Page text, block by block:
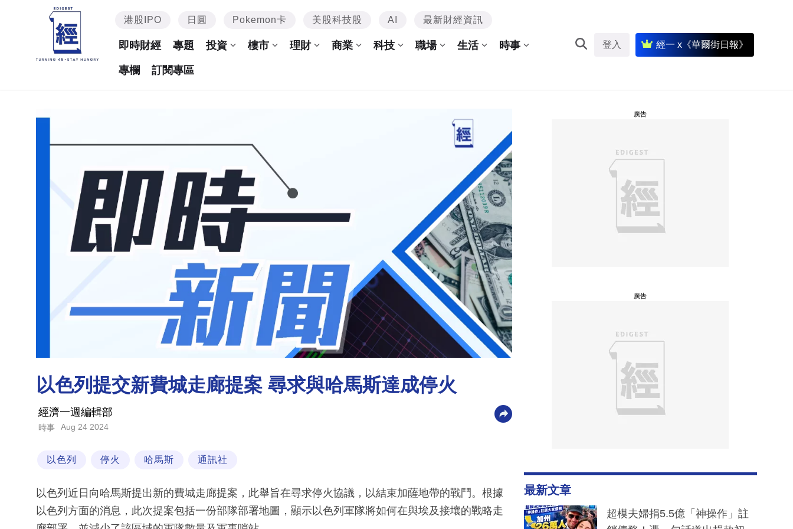
港股IPO 日圓 Pokemon卡 美股科技股 AI 最新財經資訊
即時財經 專題 投資 樓市 理財 商業 科技 職場 生活 時事
專欄 訂閱專區
登入 經一 x《華爾街日報》
以色列提交新費城走廊提案 尋求與哈馬斯達成停火
經濟一週編輯部
時事 Aug 24 2024
以色列 停火 哈馬斯 通訊社
以色列近日向哈馬斯提出新的費城走廊提案，此舉旨在尋求停火協議，以結束加薩地帶的戰鬥。根據
以色列方面的消息，此次提案包括一份部隊部署地圖，顯示以色列軍隊將如何在與埃及接壤的戰略走
廣告
廣告
最新文章
超模夫婦捐5.5億「神操作」註